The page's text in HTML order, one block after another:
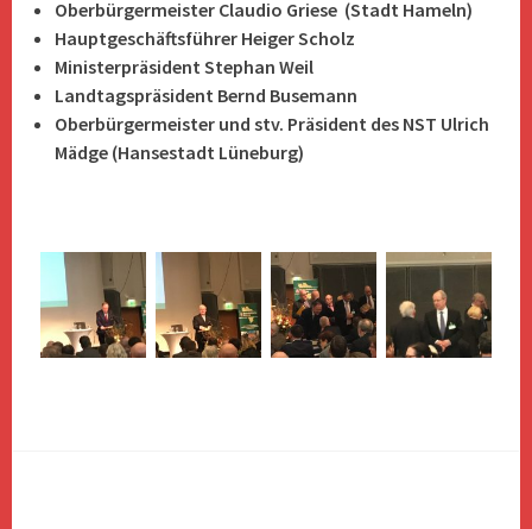
Oberbürgermeister Claudio Griese (Stadt Hameln)
Hauptgeschäftsführer Heiger Scholz
Ministerpräsident Stephan Weil
Landtagspräsident Bernd Busemann
Oberbürgermeister und stv. Präsident des NST Ulrich
Mädge (Hansestadt Lüneburg)